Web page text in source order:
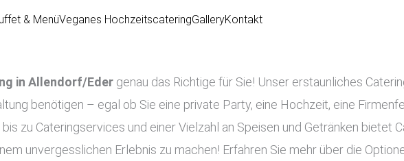
& MenüVeganes HochzeitscateringGalleryKontakt
in Allendorf/Eder genau das Richtige für Sie! Unser erstaunliches
benötigen – egal ob Sie eine private Party, eine Hochzeit, eine
zu Cateringservices und einer Vielzahl an Speisen und Getränken bietet
unvergesslichen Erlebnis zu machen! Erfahren Sie mehr über die